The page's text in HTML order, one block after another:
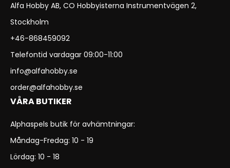
Alfa Hobby AB, CO Hobbyisterna Instrumentvägen 2,
Stockholm
+46-868459092
Telefontid vardagar 09:00-11:00
info@alfahobby.se
order@alfahobby.se
VÅRA BUTIKER
Alphaspels butik för avhämtningar:
Måndag-Fredag: 10 - 19
Lördag: 10 - 18